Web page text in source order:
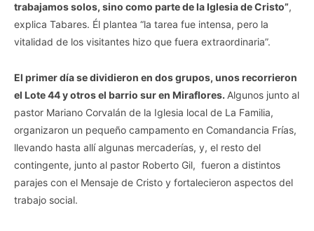
trabajamos solos, sino como parte de la Iglesia de Cristo”,
explica Tabares. Él plantea “la tarea fue intensa, pero la
vitalidad de los visitantes hizo que fuera extraordinaria”.
El primer día se dividieron en dos grupos, unos recorrieron
el Lote 44 y otros el barrio sur en Miraflores. Algunos junto al
pastor Mariano Corvalán de la Iglesia local de La Familia,
organizaron un pequeño campamento en Comandancia Frías,
llevando hasta allí algunas mercaderías, y, el resto del
contingente, junto al pastor Roberto Gil, fueron a distintos
parajes con el Mensaje de Cristo y fortalecieron aspectos del
trabajo social.